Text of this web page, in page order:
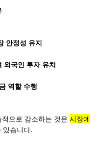
안정성 유지
외국인 투자 유치
역할 수행
으로 감소하는 것은 시장에
있습니다.